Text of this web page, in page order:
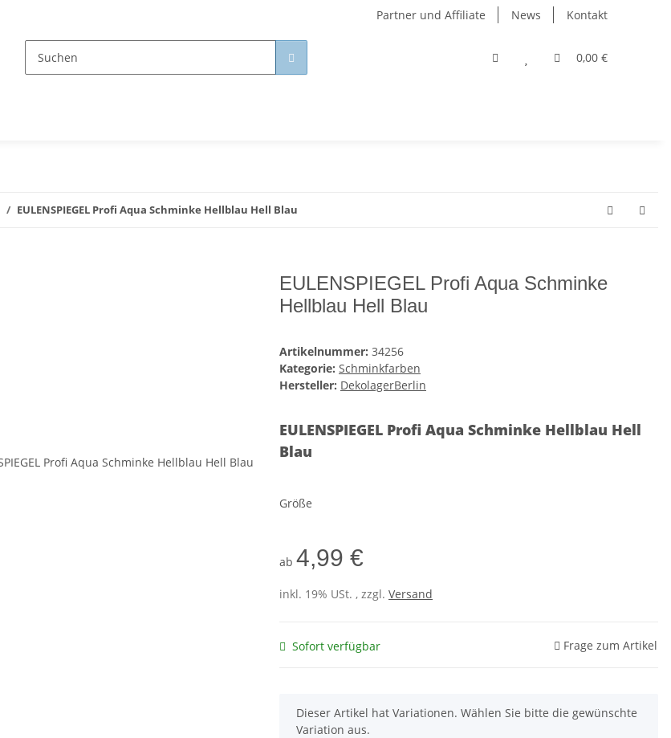
Partner und Affiliate News Kontakt
0,00 €
EULENSPIEGEL Profi Aqua Schminke Hellblau Hell Blau
EULENSPIEGEL Profi Aqua Schminke
Hellblau Hell Blau
Artikelnummer: 34256
Kategorie: Schminkfarben
Hersteller: DekolagerBerlin
EULENSPIEGEL Profi Aqua Schminke Hellblau Hell
Blau
Größe
ab 4,99 €
inkl. 19% USt. , zzgl. Versand
Sofort verfügbar Frage zum Artikel
x
Dieser Artikel hat Variationen. Wählen Sie bitte die gewünschte
Variation aus.